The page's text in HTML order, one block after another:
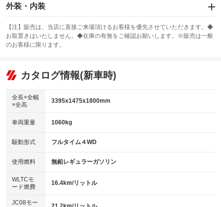
エアバッグ：運転席/助手席/サイド
：装備あり
：装備あり
サンルーフ
：装備なし ABS
リフトアップ
：装備なし
：装備なし
パワーウィンドウ
アイドリングストップ
：装備あり
USB入力端子
：装備なし
100V電源
：装備なし
センターデフロック
：装備なし
外装・内装
カーナビ：メモリーナビ他
：装備あり
TV：フルセグ
：装備あり
ビジュアル：-／DVD再生
：装備あり
：装備あり
革シート
キーレス
HID(キセノンライト)
：装備なし
バックカメラ
：装備あり
エアロ
：装備なし
：装備なし
【注】販売は、当店に直接ご来場頂けるお客様を優先させていただきます。◆
お取置きはいたしません。◆在庫の有無をご確認お願いします。※販売は一般
のお客様に限ります。
カタログ情報(新車時)
全長×全幅
×全高
3395x1475x1800mm
車両重量 1060kg
駆動形式 フルタイム４WD
使用燃料 無鉛レギュラーガソリン
WLTCモ
ード燃費
16.4km/リットル
JC08モー